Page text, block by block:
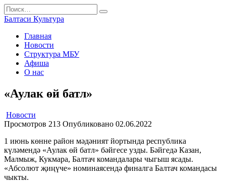
Перейти
к
содержанию
Search
for:
Балтаси Культура
Главная
Новости
Структура МБУ
Афиша
О нас
«Аулак өй батл»
Новости
Просмотров 213 Опубликовано 02.06.2022
1 июнь көнне район мәдәният йортында республика
күләмендә «Аулак өй батл» бәйгесе узды. Бәйгедә Казан,
Малмыж, Кукмара, Балтач командалары чыгыш ясады.
«Абсолют җиңүче» номинаясендә финалга Балтач командасы
чыкты.